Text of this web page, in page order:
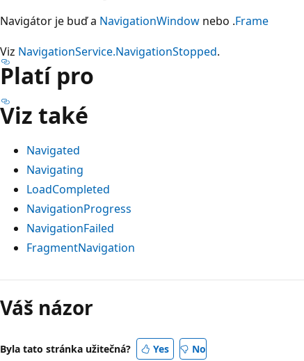
Navigátor je buď a NavigationWindow nebo .Frame
Viz NavigationService.NavigationStopped.
Platí pro
Viz také
Navigated
Navigating
LoadCompleted
NavigationProgress
NavigationFailed
FragmentNavigation
Režim
čtení
zakázán
Váš názor
Byla tato stránka užitečná? Yes No